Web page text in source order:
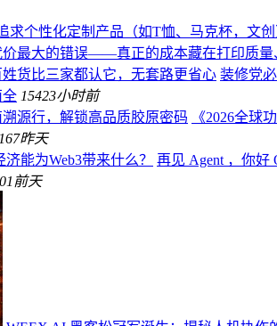
求个性化定制产品（如T恤、马克杯，文
价最大的错误——真正的成本藏在打印质量
货比三家都认它，无套路更省心 装修党
全 15423小时前
源行，解锁高品质胶原密码
《2026全球
167昨天
能为Web3带来什么？
再见 Agent ，你好
前天